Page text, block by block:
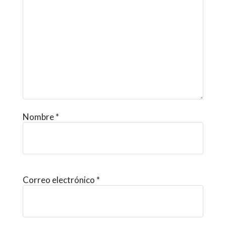
Nombre*
Correo electrónico *